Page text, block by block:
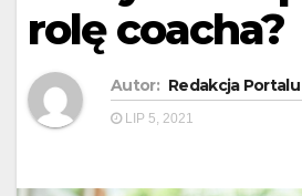
rolę coacha?
Autor: Redakcja Portalu
LIP 5, 2021